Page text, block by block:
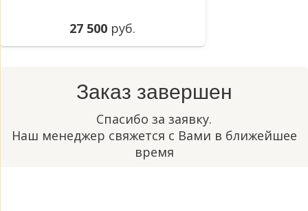
27 500 руб.
Заказ завершен
Спасибо за заявку.
Наш менеджер свяжется с Вами в ближейшее
время